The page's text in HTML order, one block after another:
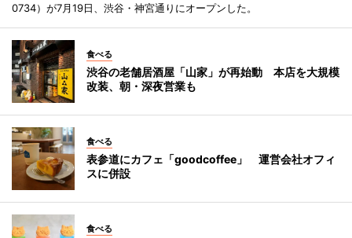
0734）が7月19日、渋谷・神宮通りにオープンした。
食べる
渋谷の老舗居酒屋「山家」が再始動 本店を大規模
改装、朝・深夜営業も
食べる
表参道にカフェ「goodcoffee」 運営会社オフィ
スに併設
食べる